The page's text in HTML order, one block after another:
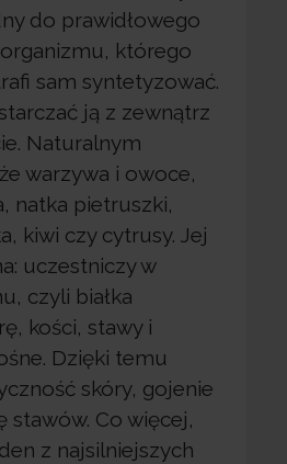
do prawidłowego
którego
sam syntetyzować.
ją z zewnątrz
Naturalnym
warzywa i owoce,
natka pietruszki,
kiwi czy cytrusy. Jej
uczestniczy w
czyli białka
kości, stawy i
Dzięki temu
skóry, gojenie
stawów. Co więcej,
z najsilniejszych